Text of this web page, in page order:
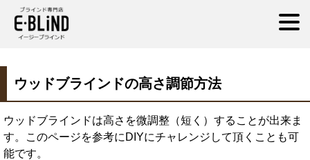
イージーブラインド ウッドブラインド
ウッドブラインドの高さ調節方法
ウッドブラインドは高さを微調整（短く）することが出来ま
す。このページを参考にDIYにチャレンジして頂くことも可
能です。